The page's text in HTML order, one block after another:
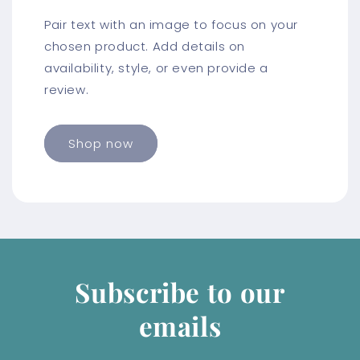
Pair text with an image to focus on your
chosen product. Add details on
availability, style, or even provide a
review.
Shop now
Subscribe to our
emails